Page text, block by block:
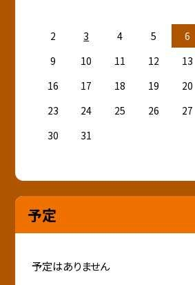
2
3 4 5 6
9
10 11 12 13
16
17 18 19 20
23
24 25 26 27
30
31
予定
予定はありません